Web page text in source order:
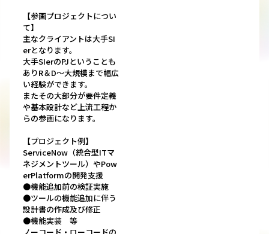
【参画プロジェクトについ
て】
主なクライアントは大手SI
erとなります。
大手SIerのPJということも
ありR＆D〜大規模まで幅広
い経験ができます。
またその大部分が要件定義
や基本設計など上流工程か
らの参画になります。
【プロジェクト例】
ServiceNow（統合型ITマ
ネジメントツール）やPow
erPlatformの開発支援
●機能追加前の検証実施
●ツールの機能追加に伴う
設計書の作成及び修正
●機能実装 等